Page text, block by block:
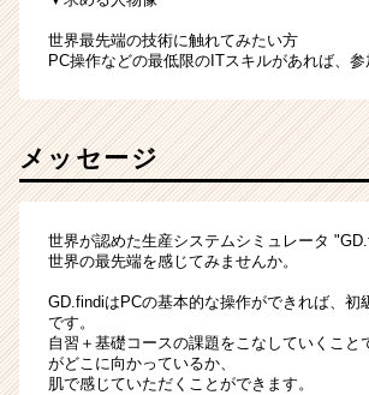
世界最先端の技術に触れてみたい方
PC操作などの最低限のITスキルがあれば、参
メッセージ
世界が認めた生産システムシミュレータ
世界の最先端を感じてみませんか。
GD.findiはPCの基本的な操作ができれば、初
です。
自習＋基礎コースの課題をこなしていくこと
がどこに向かっているか、
肌で感じていただくことができます。